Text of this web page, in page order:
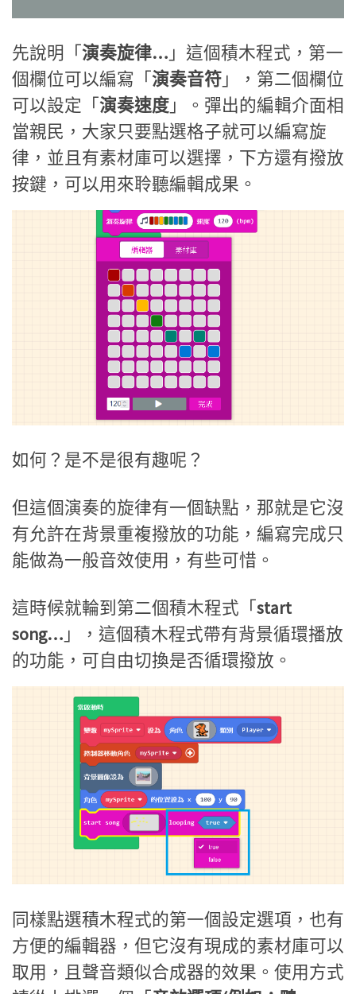
先說明「 演奏旋律… 」這個積木程式，第一
個欄位可以編寫「 演奏音符 」，第二個欄位
可以設定「 演奏速度 」。彈出的編輯介面相
當親民，大家只要點選格子就可以編寫旋
律，並且有素材庫可以選擇，下方還有撥放
按鍵，可以用來聆聽編輯成果。
如何？是不是很有趣呢？
但這個演奏的旋律有一個缺點，那就是它沒
有允許在背景重複撥放的功能，編寫完成只
能做為一般音效使用，有些可惜。
這時候就輪到第二個積木程式「 start
song… 」，這個積木程式帶有背景循環播放
的功能，可自由切換是否循環撥放。
同樣點選積木程式的第一個設定選項，也有
方便的編輯器，但它沒有現成的素材庫可以
取用，且聲音類似合成器的效果。使用方式